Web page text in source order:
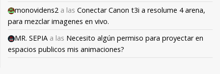
monovidens2 a las Conectar Canon t3i a resolume 4 arena,
para mezclar imagenes en vivo.
MR. SEPIA a las Necesito algún permiso para proyectar en
espacios publicos mis animaciones?